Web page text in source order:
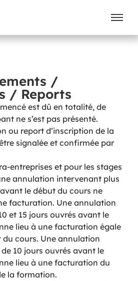
/
/ Reports
est dû en totalité, de
ne s’est pas présenté.
ou report d’inscription de la
signalée et confirmée par
entreprises et pour les stages
annulation intervenant plus
le début du cours ne
facturation. Une annulation
et 15 jours ouvrés avant le
lieu à une facturation égale
du cours. Une annulation
10 jours ouvrés avant le
lieu à une facturation du
la formation.